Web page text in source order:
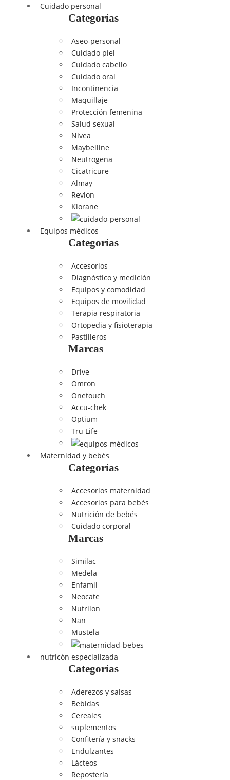
Cuidado personal
Categorías
Aseo-personal
Cuidado piel
Cuidado cabello
Cuidado oral
Incontinencia
Maquillaje
Protección femenina
Salud sexual
Nivea
Maybelline
Neutrogena
Cicatricure
Almay
Revlon
Klorane
Equipos médicos
Categorías
Accesorios
Diagnóstico y medición
Equipos y comodidad
Equipos de movilidad
Terapia respiratoria
Ortopedia y fisioterapia
Pastilleros
Marcas
Drive
Omron
Onetouch
Accu-chek
Optium
Tru Life
Maternidad y bebés
Categorías
Accesorios maternidad
Accesorios para bebés
Nutrición de bebés
Cuidado corporal
Marcas
Similac
Medela
Enfamil
Neocate
Nutrilon
Nan
Mustela
nutricón especializada
Categorías
Aderezos y salsas
Bebidas
Cereales
suplementos
Confitería y snacks
Endulzantes
Lácteos
Repostería